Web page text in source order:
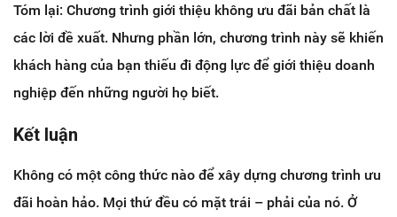
Tóm lại: Chương trình giới thiệu không ưu đãi bản chất là
các lời đề xuất. Nhưng phần lớn, chương trình này sẽ khiến
khách hàng của bạn thiếu đi động lực để giới thiệu doanh
nghiệp đến những người họ biết.
Kết luận
Không có một công thức nào để xây dựng chương trình ưu
đãi hoàn hảo. Mọi thứ đều có mặt trái – phải của nó. Ở